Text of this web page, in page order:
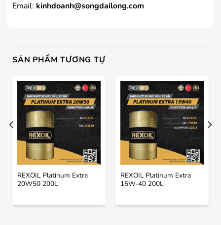
Email: kinhdoanh@songdailong.com
SẢN PHẨM TƯƠNG TỰ
REXOIL Platinum Extra
20W50 200L
REXOIL Platinum Extra
15W-40 200L